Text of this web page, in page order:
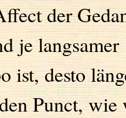
der
je langsamer
ist, desto
Punct, wie